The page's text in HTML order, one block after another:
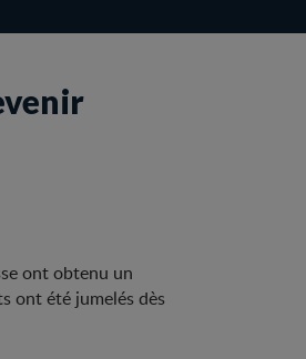
ont obtenu un
ont été jumelés dès